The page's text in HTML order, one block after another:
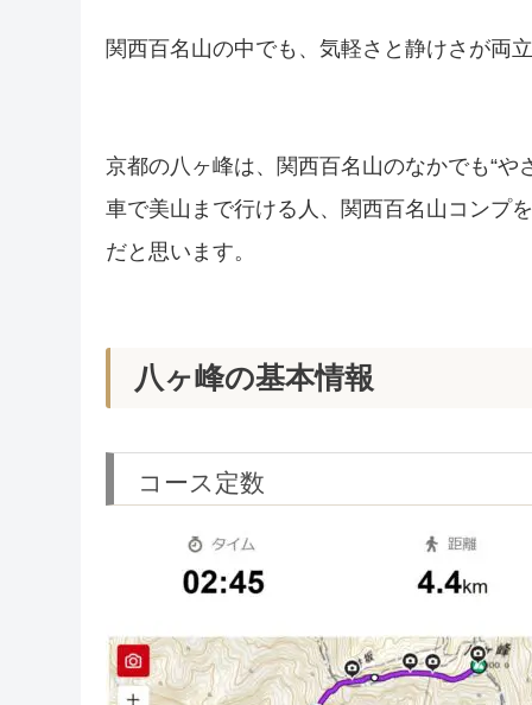
関西百名山の中でも、気軽さと静けさが両
京都の八ヶ峰は、関西百名山のなかでも“や
車で美山まで行ける人、関西百名山コンプ
だと思います。
八ヶ峰の基本情報
コース定数